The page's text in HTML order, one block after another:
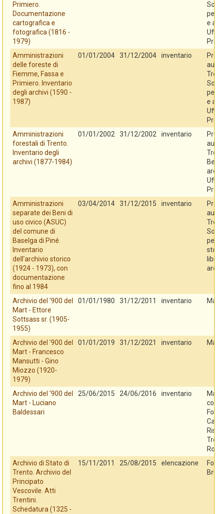
Primiero.
Documentazione
cartografica e
fotografica (1816 -
1979)
e
Amministrazioni
delle foreste di
Fiemme, Fassa e
Primiero. Inventario
degli archivi (1590 -
1987)
01/01/2004 31/12/2004 inventario
e
Amministrazioni
forestali di Trento.
Inventario degli
archivi (1877-1984)
01/01/2002 31/12/2002 inventario
Amministrazioni
separate dei Beni di
uso civico (ASUC)
del comune di
Baselga di Piné.
Inventario
dell'archivio storico
(1924 - 1973), con
documentazione
fino al 1984
03/04/2014 31/12/2015 inventario
Archivio del '900 del
Mart - Ettore
Sottsass sr. (1905-
1955)
01/01/1980 31/12/2011 inventario
Archivio del '900 del
Mart - Francesco
Mansutti - Gino
Miozzo (1920-
1979)
01/01/2019 31/12/2021 inventario
Archivio del '900 del
Mart - Luciano
Baldessari
25/06/2015 24/06/2016 inventario
Archivio di Stato di
Trento. Archivio del
Principato
Vescovile. Atti
Trentini.
Schedatura (1325 -
15/11/2011 25/08/2015 elencazione